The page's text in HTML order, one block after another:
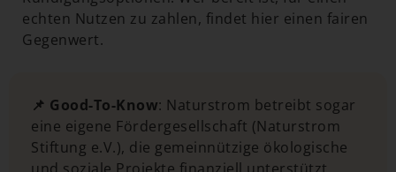
echten Nutzen zu zahlen, findet hier einen fairen
Gegenwert.
📌 Good-To-Know: Naturstrom betreibt sogar
eine eigene Fördergesellschaft (Naturstrom
Stiftung e.V.), die gemeinnützige ökologische